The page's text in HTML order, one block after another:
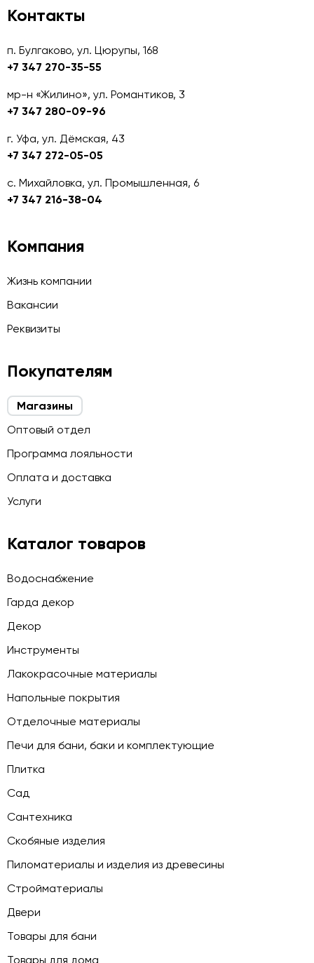
Контакты
п. Булгаково, ул. Цюрупы, 168
+7 347 270-35-55
мр-н «Жилино», ул. Романтиков, 3
+7 347 280-09-96
г. Уфа, ул. Дёмская, 43
+7 347 272-05-05
с. Михайловка, ул. Промышленная, 6
+7 347 216-38-04
Компания
Жизнь компании
Вакансии
Реквизиты
Покупателям
Магазины
Оптовый отдел
Программа лояльности
Оплата и доставка
Услуги
Каталог товаров
Водоснабжение
Гарда декор
Декор
Инструменты
Лакокрасочные материалы
Напольные покрытия
Отделочные материалы
Печи для бани, баки и комплектующие
Плитка
Сад
Сантехника
Скобяные изделия
Пиломатериалы и изделия из древесины
Стройматериалы
Двери
Товары для бани
Товары для дома